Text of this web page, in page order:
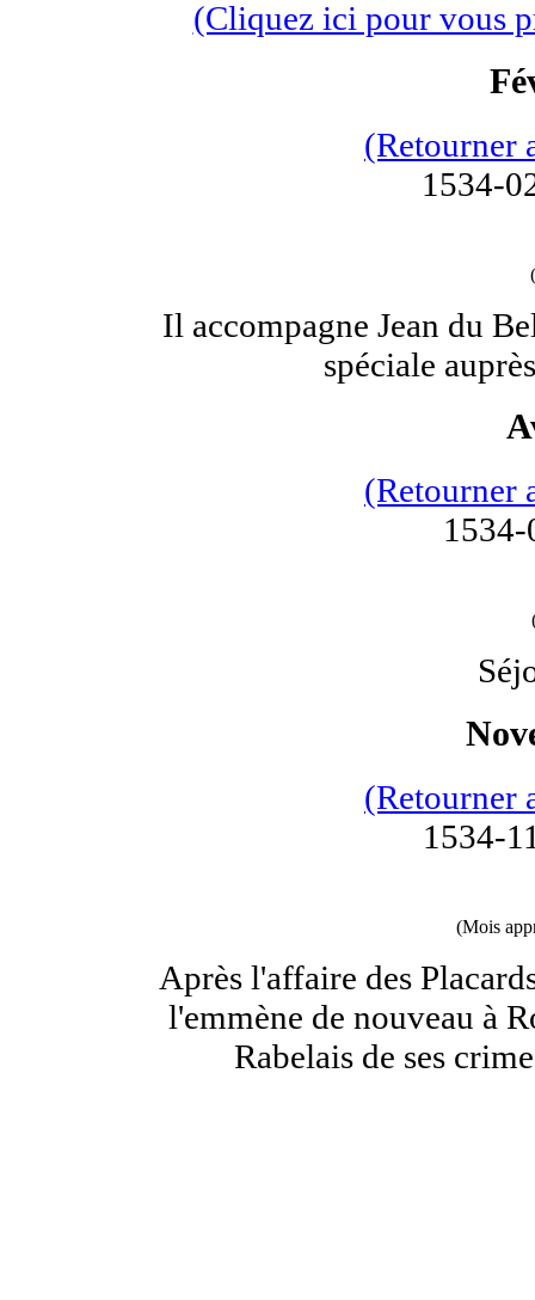
(Cliquez ici pour vous
(Retourner
1534-
Il accompagne Jean du
spéciale
(Retourner
(Retourner
1534-
(Mois
Après l'affaire des
l'emmène de nouveau à
Rabelais de ses